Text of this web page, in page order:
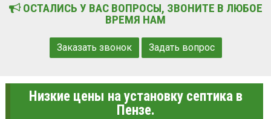
ОСТАЛИСЬ У ВАС ВОПРОСЫ, ЗВОНИТЕ В ЛЮБОЕ
ВРЕМЯ НАМ
Заказать звонок Задать вопрос
Низкие цены на установку септика в
Пензе.